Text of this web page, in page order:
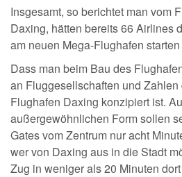
Insgesamt, so berichtet man vom
Daxing, hätten bereits 66 Airlines
am neuen Mega-Flughafen
Dass man beim Bau des
an Fluggesellschaften und
Flughafen Daxing konzipiert ist.
außergewöhnlichen Form sollen
Gates vom Zentrum nur acht
wer von Daxing aus in die Stadt
Zug in weniger als 20 Minuten